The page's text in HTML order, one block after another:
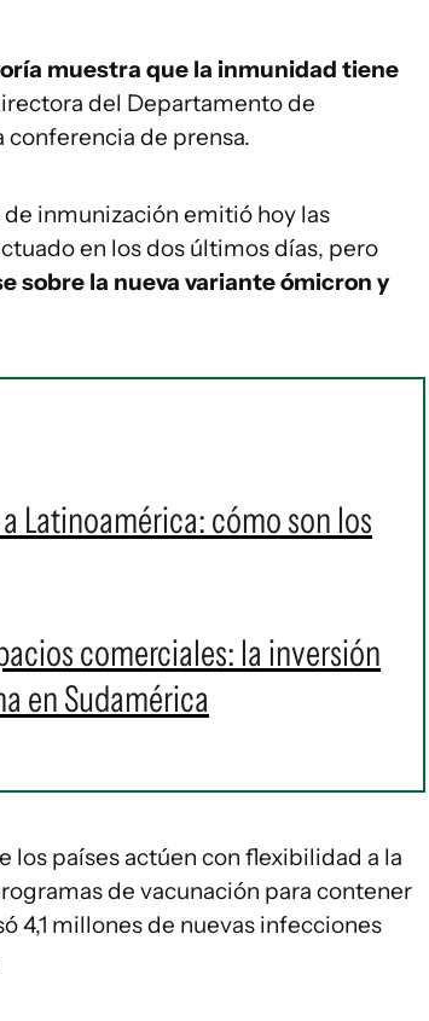
muestra que la inmunidad tiene
del Departamento de
conferencia de prensa.
de inmunización emitió hoy las
en los dos últimos días, pero
sobre la nueva variante ómicron y
Latinoamérica: cómo son los
comerciales: la inversión
en Sudamérica
países actúen con flexibilidad a la
de vacunación para contener
4,1 millones de nuevas infecciones